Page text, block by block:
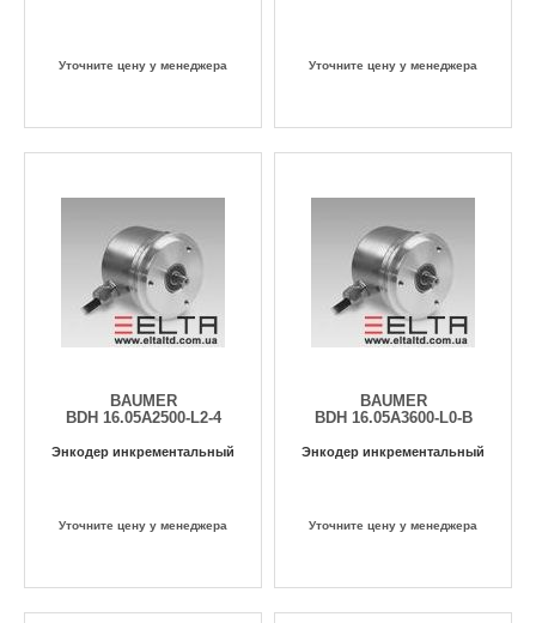
Уточните цену у менеджера Уточните цену у менеджера
BAUMER
BDH 16.05A2500-L2-4
Энкодер инкрементальный
Уточните цену у менеджера
BAUMER
BDH 16.05A3600-L0-B
Энкодер инкрементальный
Уточните цену у менеджера